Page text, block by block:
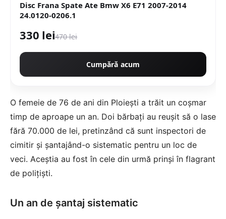
Disc Frana Spate Ate Bmw X6 E71 2007-2014
24.0120-0206.1
330 lei470 lei
Cumpără acum
O femeie de 76 de ani din Ploiești a trăit un coșmar
timp de aproape un an. Doi bărbați au reușit să o lase
fără 70.000 de lei, pretinzând că sunt inspectori de
cimitir și șantajând-o sistematic pentru un loc de
veci. Aceștia au fost în cele din urmă prinși în flagrant
de polițiști.
Un an de șantaj sistematic